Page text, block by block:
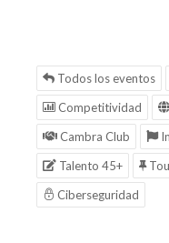
Todos los eventos
Competitividad
Cambra Club
Talento 45+
Ciberseguridad